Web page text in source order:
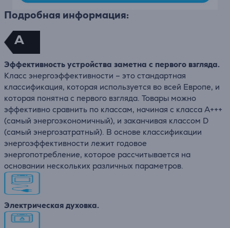
Подробная информация:
A
Эффективность устройства заметна с первого взгляда.
Класс энергоэффективности – это стандартная
классификация, которая используется во всей Европе, и
которая понятна с первого взгляда. Товары можно
эффективно сравнить по классам, начиная с класса A+++
(самый энергоэкономичный), и заканчивая классом D
(самый энергозатратный). В основе классификации
энергоэффективности лежит годовое
энергопотребление, которое рассчитывается на
основании нескольких различных параметров.
Электрическая духовка.